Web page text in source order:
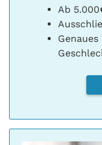
Ab